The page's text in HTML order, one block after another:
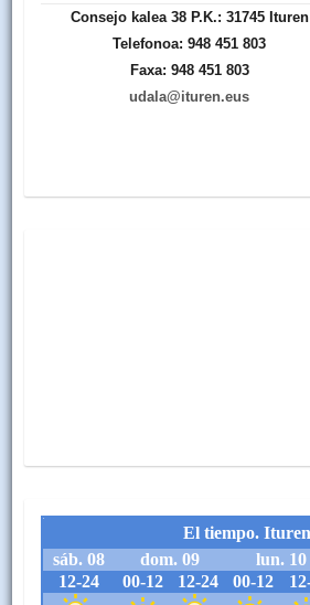
Consejo kalea 38 P.K.: 31745 Ituren
Telefonoa: 948 451 803
Faxa: 948 451 803
udala@ituren.eus